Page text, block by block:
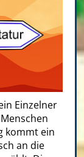
Einzelner
kommt ein
an die